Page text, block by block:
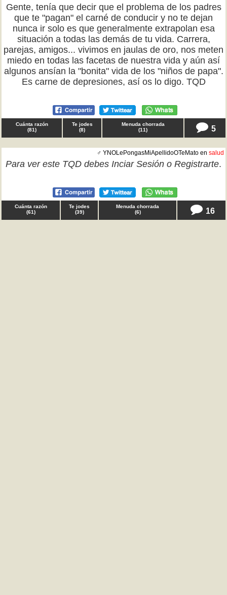
Gente, tenía que decir que el problema de los padres
que te "pagan" el carné de conducir y no te dejan
nunca ir solo es que generalmente extrapolan esa
situación a todas las demás de tu vida. Carrera,
parejas, amigos... vivimos en jaulas de oro, nos meten
miedo en todas las facetas de nuestra vida y aún así
algunos ansían la "bonita" vida de los "niños de papa".
Es carne de depresiones, así os lo digo. TQD
Cuánta razón
(81)
Te jodes
(8)
Menuda chorrada
(11) 5
♂ YNOLePongasMiApellidoOTeMato en salud
Para ver este TQD debes Inciar Sesión o Registrarte.
Cuánta razón
(61)
Te jodes
(39)
Menuda chorrada
(6) 16